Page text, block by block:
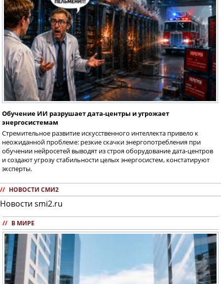
Обучение ИИ разрушает дата-центры и угрожает
энергосистемам
Стремительное развитие искусственного интеллекта привело к
неожиданной проблеме: резкие скачки энергопотребления при
обучении нейросетей выводят из строя оборудование дата-центров
и создают угрозу стабильности целых энергосистем, констатируют
эксперты.
// НОВОСТИ СМИ2
Новости smi2.ru
// В МИРЕ